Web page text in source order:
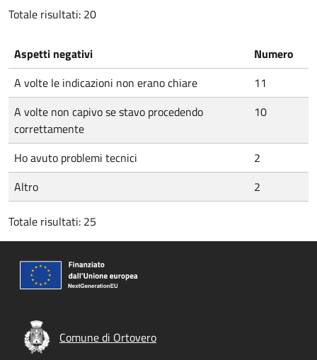
Totale risultati: 20
Aspetti negativi
Numero
A volte le indicazioni non erano chiare
11
A volte non capivo se stavo procedendo
correttamente
10
Ho avuto problemi tecnici
2
Altro
2
Totale risultati: 25
Comune di Ortovero